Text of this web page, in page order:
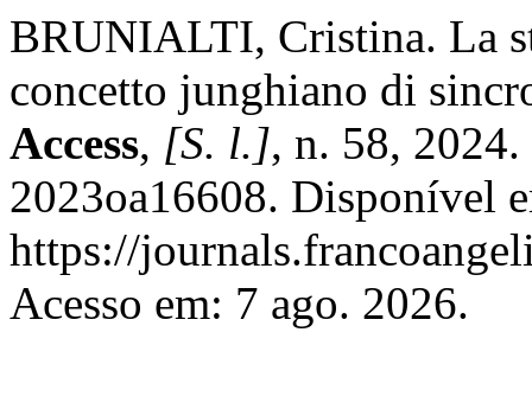
BRUNIALTI, Cristina. La
concetto junghiano di
Access, [S. l.], n. 58,
2023oa16608. Disponível
https://
Acesso em: 7 ago. 2026.